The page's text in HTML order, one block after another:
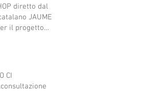
diretto dal
JAUME
il progetto
teatrali
CI